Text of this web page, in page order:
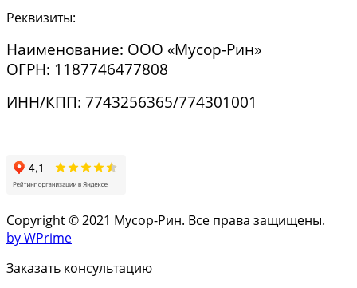
Реквизиты:
Наименование: ООО «Мусор-Рин»
ОГРН: 1187746477808
ИНН/КПП: 7743256365/774301001
Copyright © 2021 Мусор-Рин. Все права защищены.
by WPrime
Заказать консультацию